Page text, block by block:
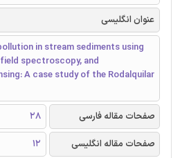
عنوان انگلیسی
in stream sediments using
spectroscopy, and
A case study of the Rodalquilar
صفحات مقاله فارسی
28
صفحات مقاله انگلیسی
12